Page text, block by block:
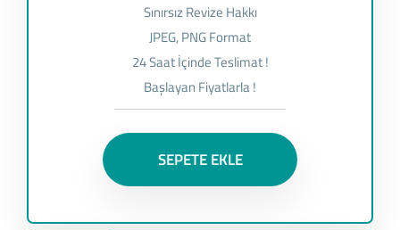
Sınırsız Revize Hakkı
JPEG, PNG Format
24 Saat İçinde Teslimat !
Başlayan Fiyatlarla !
SEPETE EKLE